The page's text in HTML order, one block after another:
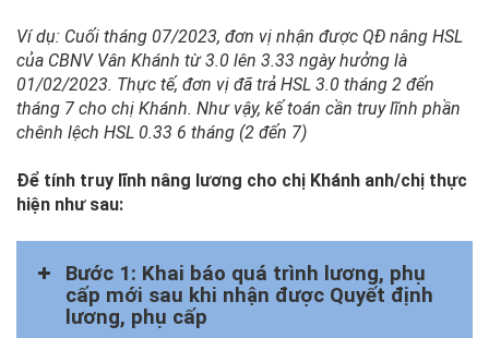
Ví dụ: Cuối tháng 07/2023, đơn vị nhận được QĐ nâng HSL
của CBNV Vân Khánh từ 3.0 lên 3.33 ngày hưởng là
01/02/2023. Thực tế, đơn vị đã trả HSL 3.0 tháng 2 đến
tháng 7 cho chị Khánh. Như vậy, kế toán cần truy lĩnh phần
chênh lệch HSL 0.33 6 tháng (2 đến 7)
Để tính truy lĩnh nâng lương cho chị Khánh anh/chị thực
hiện như sau:
Bước 1: Khai báo quá trình lương, phụ
cấp mới sau khi nhận được Quyết định
lương, phụ cấp